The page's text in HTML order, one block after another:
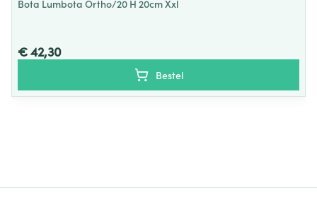
Bota Lumbota Ortho/20 H 20cm Xxl
€ 42,30
Bestel